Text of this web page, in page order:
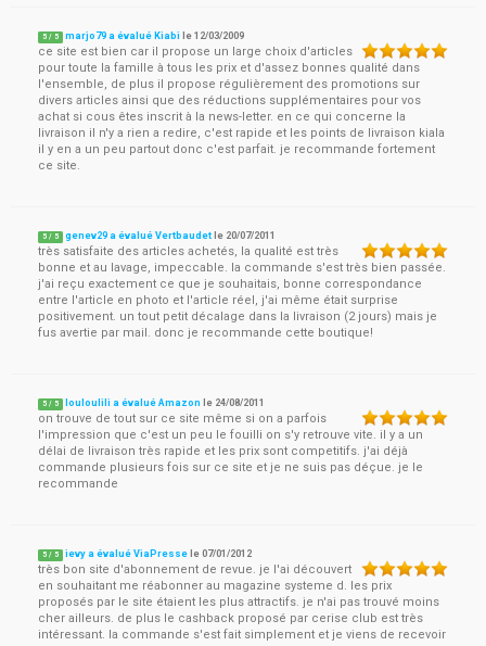
5 / 5 marjo79 a évalué Kiabi le12/03/2009
ce site est bien car il propose un large choix d'articles
pour toute la famille à tous les prix et d'assez bonnes qualité dans
l'ensemble, de plus il propose régulièrement des promotions sur
divers articles ainsi que des réductions supplémentaires pour vos
achat si cous êtes inscrit à la news-letter. en ce qui concerne la
livraison il n'y a rien a redire, c'est rapide et les points de livraison kiala
il y en a un peu partout donc c'est parfait. je recommande fortement
ce site.
5 / 5 genev29 a évalué Vertbaudet le 20/07/2011
très satisfaite des articles achetés, la qualité est très
bonne et au lavage, impeccable. la commande s'est très bien passée.
j'ai reçu exactement ce que je souhaitais, bonne correspondance
entre l'article en photo et l'article réel, j'ai même était surprise
positivement. un tout petit décalage dans la livraison (2 jours) mais je
fus avertie par mail. donc je recommande cette boutique!
5 / 5 louloulili a évalué Amazon le 24/08/2011
on trouve de tout sur ce site même si on a parfois
l'impression que c'est un peu le fouilli on s'y retrouve vite. il y a un
délai de livraison très rapide et les prix sont competitifs. j'ai déjà
commande plusieurs fois sur ce site et je ne suis pas déçue. je le
recommande
5 / 5 ievy a évalué ViaPresse le07/01/2012
très bon site d'abonnement de revue. je l'ai découvert
en souhaitant me réabonner au magazine systeme d. les prix
proposés par le site étaient les plus attractifs. je n'ai pas trouvé moins
cher ailleurs. de plus le cashback proposé par cerise club est très
intéressant. la commande s'est fait simplement et je viens de recevoir